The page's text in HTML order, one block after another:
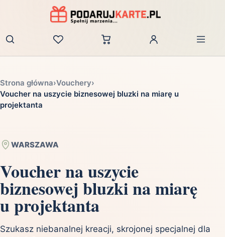
Zaloguj
Strona główna›Vouchery›
Voucher na uszycie biznesowej bluzki na miarę u
projektanta
WARSZAWA
Voucher na uszycie
biznesowej bluzki na miarę
u projektanta
Szukasz niebanalnej kreacji, skrojonej specjalnej dla